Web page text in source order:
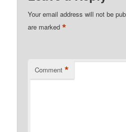
Your email address will not be
are marked*
Comment *